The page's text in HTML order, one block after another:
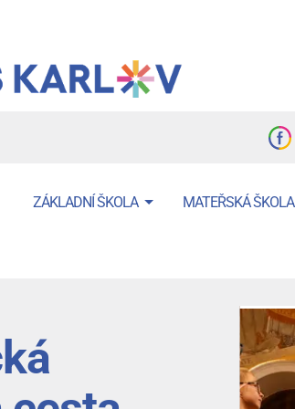
Menu
ZÁKLADNÍ ŠKOLA MATEŘSKÁ ŠKOLA